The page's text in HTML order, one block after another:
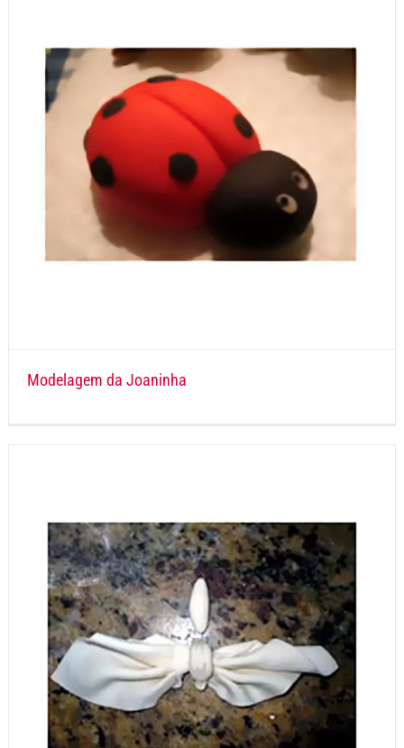
Modelagem da Joaninha